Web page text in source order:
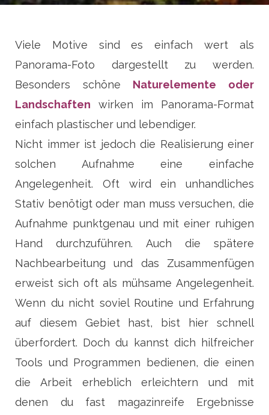
Viele Motive sind es einfach wert als
Panorama-Foto dargestellt zu werden.
Besonders schöne Naturelemente oder
Landschaften wirken im Panorama-Format
einfach plastischer und lebendiger.
Nicht immer ist jedoch die Realisierung einer
solchen Aufnahme eine einfache
Angelegenheit. Oft wird ein unhandliches
Stativ benötigt oder man muss versuchen, die
Aufnahme punktgenau und mit einer ruhigen
Hand durchzuführen. Auch die spätere
Nachbearbeitung und das Zusammenfügen
erweist sich oft als mühsame Angelegenheit.
Wenn du nicht soviel Routine und Erfahrung
auf diesem Gebiet hast, bist hier schnell
überfordert. Doch du kannst dich hilfreicher
Tools und Programmen bedienen, die einen
die Arbeit erheblich erleichtern und mit
denen du fast magazinreife Ergebnisse